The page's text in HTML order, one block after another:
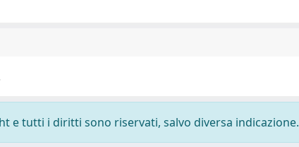
e tutti i diritti sono riservati, salvo diversa indicazione.